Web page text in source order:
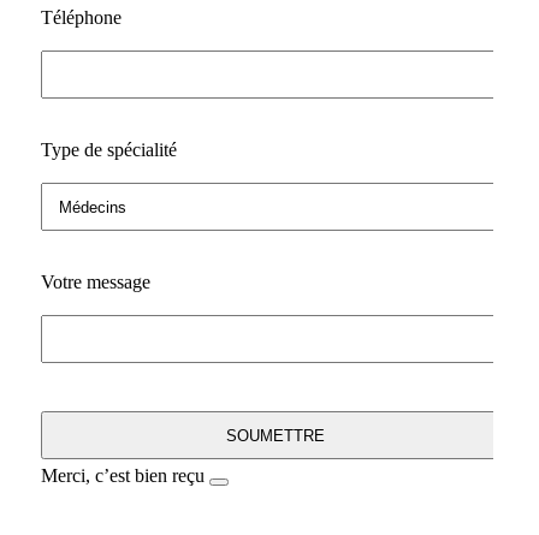
Téléphone
Type de spécialité
Votre message
Merci, c’est bien reçu